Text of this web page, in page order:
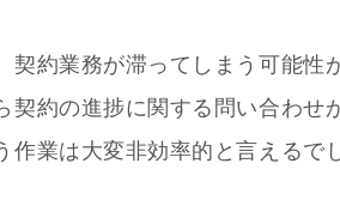
契約業務が滞ってしまう可能性
契約の進捗に関する問い合わせ
業は大変非効率的と言えるで